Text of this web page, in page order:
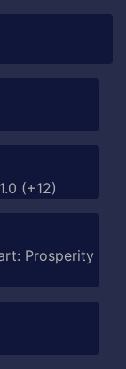
(+12)
Prosperity